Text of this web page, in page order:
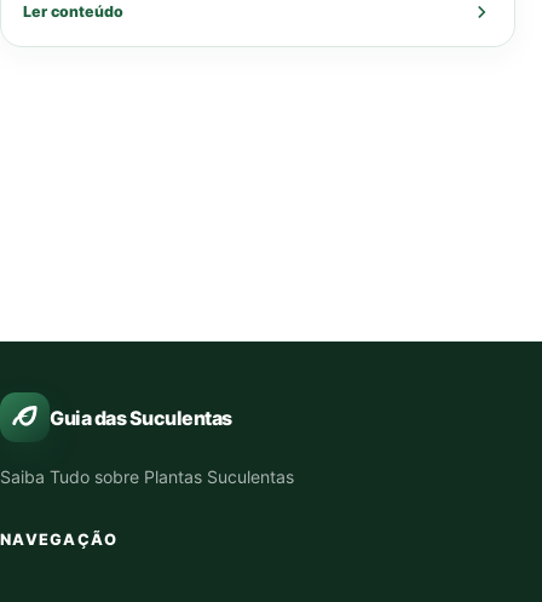
Ler conteúdo
Guia das Suculentas
Saiba Tudo sobre Plantas Suculentas
NAVEGAÇÃO